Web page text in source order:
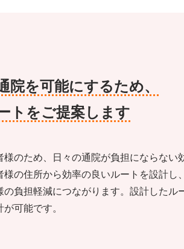
院を可能にするため、
トをご提案します
様のため、日々の通院が負担にならない
の住所から効率の良いルートを設計し
負担軽減につながります。設計したル
可能です。